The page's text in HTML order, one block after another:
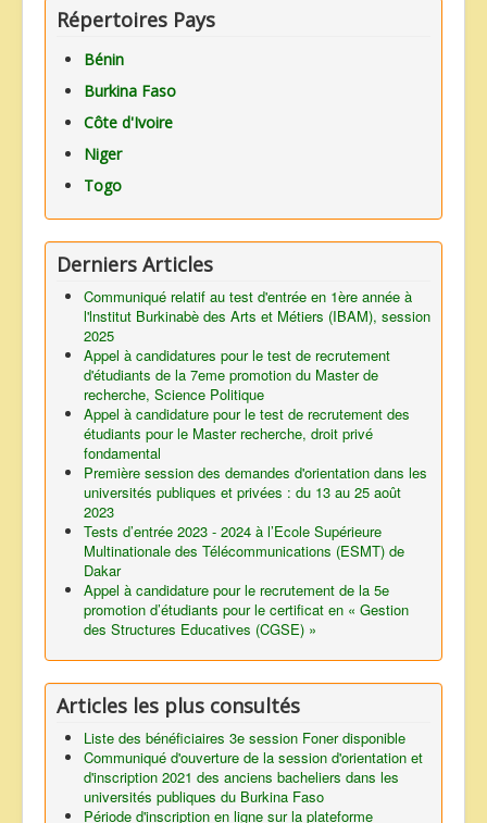
Répertoires Pays
Bénin
Burkina Faso
Côte d'Ivoire
Niger
Togo
Derniers Articles
Communiqué relatif au test d'entrée en 1ère année à
l'lnstitut Burkinabè des Arts et Métiers (IBAM), session
2025
Appel à candidatures pour le test de recrutement
d'étudiants de la 7eme promotion du Master de
recherche, Science Politique
Appel à candidature pour le test de recrutement des
étudiants pour le Master recherche, droit privé
fondamental
Première session des demandes d'orientation dans les
universités publiques et privées : du 13 au 25 août
2023
Tests d’entrée 2023 - 2024 à l’Ecole Supérieure
Multinationale des Télécommunications (ESMT) de
Dakar
Appel à candidature pour le recrutement de la 5e
promotion d’étudiants pour le certificat en « Gestion
des Structures Educatives (CGSE) »
Articles les plus consultés
Liste des bénéficiaires 3e session Foner disponible
Communiqué d'ouverture de la session d'orientation et
d'inscription 2021 des anciens bacheliers dans les
universités publiques du Burkina Faso
Période d'inscription en ligne sur la plateforme